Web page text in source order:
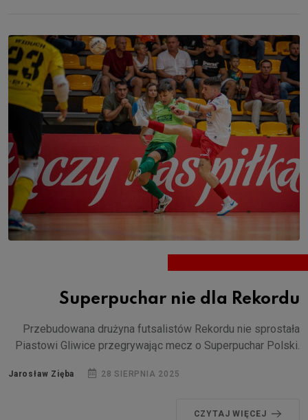
Superpuchar nie dla Rekordu
Przebudowana drużyna futsalistów Rekordu nie sprostała
Piastowi Gliwice przegrywając mecz o Superpuchar Polski.
Jarosław Zięba 28 SIERPNIA 2025
CZYTAJ WIĘCEJ